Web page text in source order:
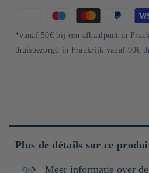
Betaalmethoden
*vanaf 50€ bij een afhaalpunt in
thuisbezorgd in Frankrijk vanaf 90€
Plus de détails sur ce
Meer informatie over